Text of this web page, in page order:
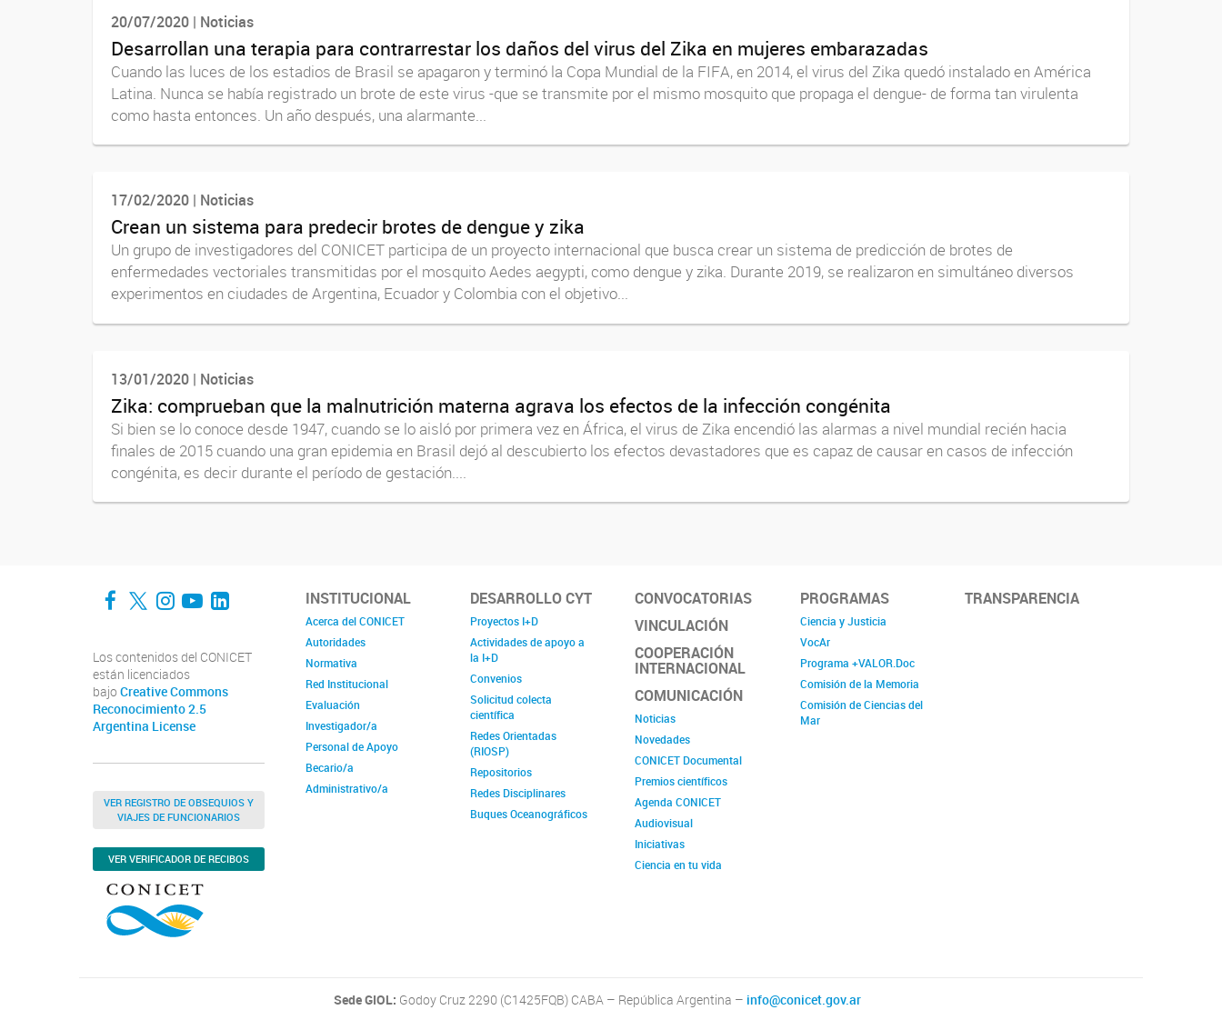
20/07/2020 | Noticias
Desarrollan una terapia para contrarrestar los daños del virus del Zika en mujeres embarazadas
Cuando las luces de los estadios de Brasil se apagaron y terminó la Copa Mundial de la FIFA, en 2014, el virus del Zika quedó instalado en América
Latina. Nunca se había registrado un brote de este virus -que se transmite por el mismo mosquito que propaga el dengue- de forma tan virulenta
como hasta entonces. Un año después, una alarmante...
17/02/2020 | Noticias
Crean un sistema para predecir brotes de dengue y zika
Un grupo de investigadores del CONICET participa de un proyecto internacional que busca crear un sistema de predicción de brotes de
enfermedades vectoriales transmitidas por el mosquito Aedes aegypti, como dengue y zika. Durante 2019, se realizaron en simultáneo diversos
experimentos en ciudades de Argentina, Ecuador y Colombia con el objetivo...
13/01/2020 | Noticias
Zika: comprueban que la malnutrición materna agrava los efectos de la infección congénita
Si bien se lo conoce desde 1947, cuando se lo aisló por primera vez en África, el virus de Zika encendió las alarmas a nivel mundial recién hacia
finales de 2015 cuando una gran epidemia en Brasil dejó al descubierto los efectos devastadores que es capaz de causar en casos de infección
congénita, es decir durante el período de gestación....
Facebook
Twitter
Instagram
YouTube
LinkedIn
Los contenidos del CONICET
están licenciados
bajo Creative Commons
Reconocimiento 2.5
Argentina License
VER REGISTRO DE OBSEQUIOS Y
VIAJES DE FUNCIONARIOS
VER VERIFICADOR DE RECIBOS
INSTITUCIONAL
Acerca del CONICET
Autoridades
Normativa
Red Institucional
Evaluación
Investigador/a
Personal de Apoyo
Becario/a
Administrativo/a
DESARROLLO CYT
Proyectos I+D
Actividades de apoyo a
la I+D
Convenios
Solicitud colecta
científica
Redes Orientadas
(RIOSP)
Repositorios
Redes Disciplinares
Buques Oceanográficos
CONVOCATORIAS
VINCULACIÓN
COOPERACIÓN
INTERNACIONAL
COMUNICACIÓN
Noticias
Novedades
CONICET Documental
Premios científicos
Agenda CONICET
Audiovisual
Iniciativas
Ciencia en tu vida
PROGRAMAS
Ciencia y Justicia
VocAr
Programa +VALOR.Doc
Comisión de la Memoria
Comisión de Ciencias del
Mar
TRANSPARENCIA
Sede GIOL: Godoy Cruz 2290 (C1425FQB) CABA – República Argentina – info@conicet.gov.ar